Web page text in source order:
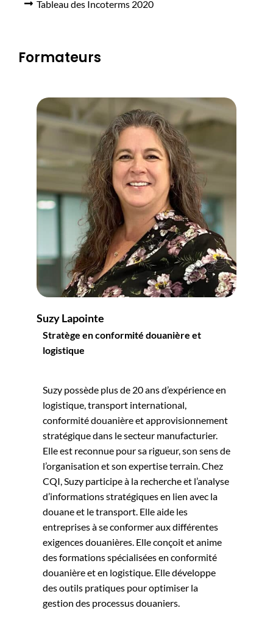
Tableau des Incoterms 2020
Formateurs
Suzy Lapointe
Stratège en conformité douanière et
logistique
Suzy possède plus de 20 ans d’expérience en
logistique, transport international,
conformité douanière et approvisionnement
stratégique dans le secteur manufacturier.
Elle est reconnue pour sa rigueur, son sens de
l’organisation et son expertise terrain. Chez
CQI, Suzy participe à la recherche et l’analyse
d’informations stratégiques en lien avec la
douane et le transport. Elle aide les
entreprises à se conformer aux différentes
exigences douanières. Elle conçoit et anime
des formations spécialisées en conformité
douanière et en logistique. Elle développe
des outils pratiques pour optimiser la
gestion des processus douaniers.